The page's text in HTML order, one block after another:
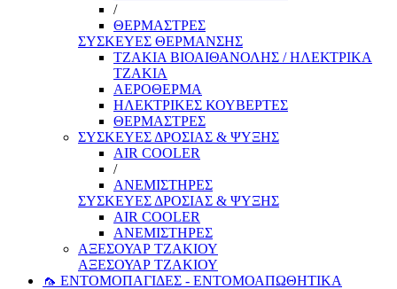
/
ΘΕΡΜΑΣΤΡΕΣ
ΣΥΣΚΕΥΕΣ ΘΕΡΜΑΝΣΗΣ
ΤΖΑΚΙΑ ΒΙΟΑΙΘΑΝΟΛΗΣ / ΗΛΕΚΤΡΙΚΑ
ΤΖΑΚΙΑ
ΑΕΡΟΘΕΡΜΑ
ΗΛΕΚΤΡΙΚΕΣ ΚΟΥΒΕΡΤΕΣ
ΘΕΡΜΑΣΤΡΕΣ
ΣΥΣΚΕΥΕΣ ΔΡΟΣΙΑΣ & ΨΥΞΗΣ
AIR COOLER
/
ΑΝΕΜΙΣΤΗΡΕΣ
ΣΥΣΚΕΥΕΣ ΔΡΟΣΙΑΣ & ΨΥΞΗΣ
AIR COOLER
ΑΝΕΜΙΣΤΗΡΕΣ
ΑΞΕΣΟΥΑΡ ΤΖΑΚΙΟΥ
ΑΞΕΣΟΥΑΡ ΤΖΑΚΙΟΥ
🦟 ΕΝΤΟΜΟΠΑΓΙΔΕΣ - ΕΝΤΟΜΟΑΠΩΘΗΤΙΚΑ